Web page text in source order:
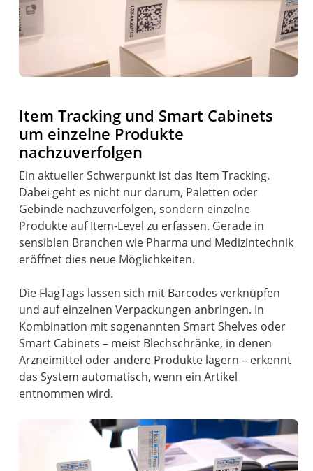
Item Tracking und Smart Cabinets
um einzelne Produkte
nachzuverfolgen
Ein aktueller Schwerpunkt ist das Item Tracking.
Dabei geht es nicht nur darum, Paletten oder
Gebinde nachzuverfolgen, sondern einzelne
Produkte auf Item-Level zu erfassen. Gerade in
sensiblen Branchen wie Pharma und Medizintechnik
eröffnet dies neue Möglichkeiten.
Die FlagTags lassen sich mit Barcodes verknüpfen
und auf einzelnen Verpackungen anbringen. In
Kombination mit sogenannten Smart Shelves oder
Smart Cabinets – meist Blechschränke, in denen
Arzneimittel oder andere Produkte lagern – erkennt
das System automatisch, wenn ein Artikel
entnommen wird.